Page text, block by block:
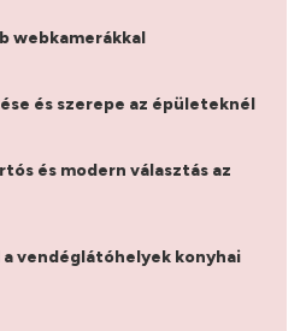
webkamerákkal
és szerepe az épületeknél
és modern választás az
vendéglátóhelyek konyhai